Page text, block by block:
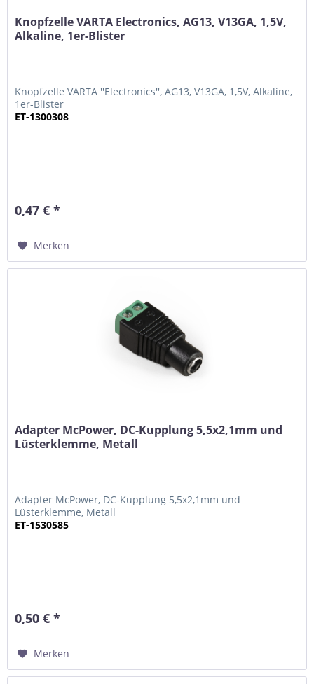
Knopfzelle VARTA Electronics, AG13, V13GA, 1,5V,
Alkaline, 1er-Blister
Knopfzelle VARTA ''Electronics'', AG13, V13GA, 1,5V, Alkaline,
1er-Blister
ET-1300308
0,47 € *
Merken
Adapter McPower, DC-Kupplung 5,5x2,1mm und
Lüsterklemme, Metall
Adapter McPower, DC-Kupplung 5,5x2,1mm und
Lüsterklemme, Metall
ET-1530585
0,50 € *
Merken